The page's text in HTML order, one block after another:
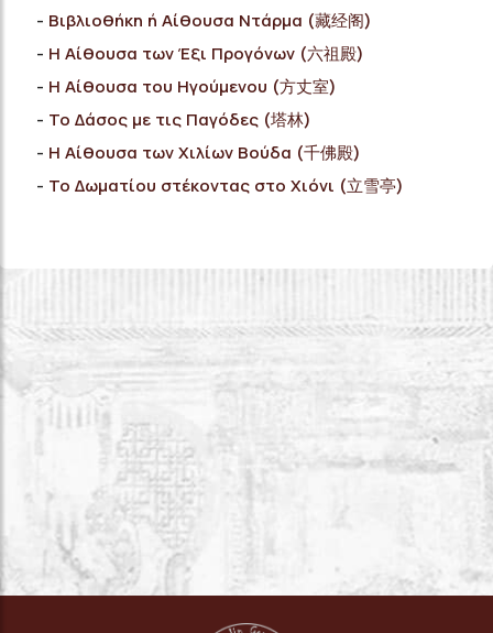
Βιβλιοθήκη ή Αίθουσα Ντάρμα (藏经阁)
Η Αίθουσα των Έξι Προγόνων (六祖殿)
Η Αίθουσα του Ηγούμενου (方丈室)
Το Δάσος με τις Παγόδες (塔林)
Η Αίθουσα των Χιλίων Βούδα (千佛殿)
Το Δωματίου στέκοντας στο Χιόνι (立雪亭)